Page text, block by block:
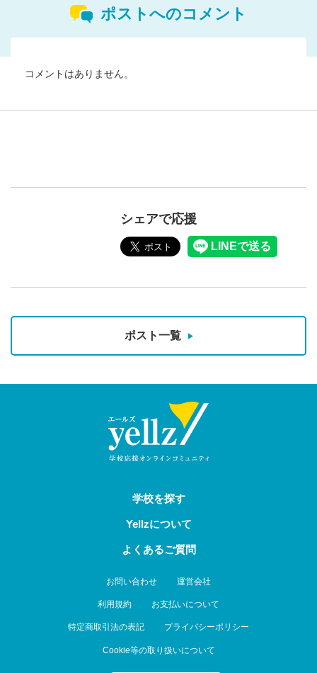
ポストへのコメント
コメントはありません。
シェアで応援
ポスト一覧
学校を探す
Yellzについて
よくあるご質問
お問い合わせ 運営会社
利用規約 お支払いについて
特定商取引法の表記 プライバシーポリシー
Cookie等の取り扱いについて